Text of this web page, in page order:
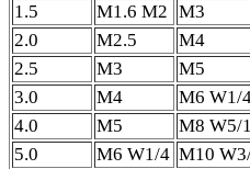
1.5 M1.6 M2 M3
2.0
M2.5 M4
2.5
M3 M5
3.0
M4 M6 W1/
4.0
M5 M8 W5/
5.0
M6 W1/4 M10